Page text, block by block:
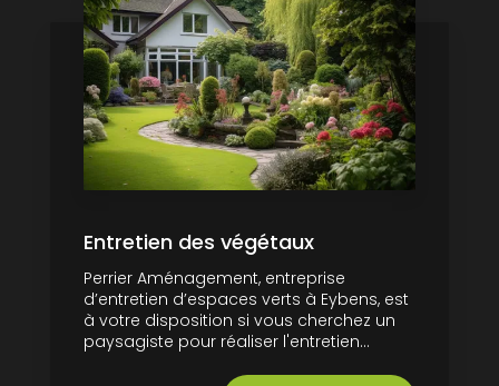
Entretien des végétaux
Perrier Aménagement, entreprise
d’entretien d’espaces verts à Eybens, est
à votre disposition si vous cherchez un
paysagiste pour réaliser l'entretien...